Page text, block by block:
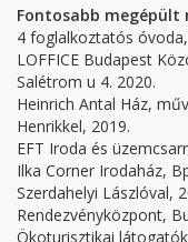
Fontosabb megépült
4 foglalkoztatós
LOFFICE Budapest
Salétrom u 4. 2020.
Heinrich Antal Ház,
Henrikkel, 2019.
EFT Iroda és
Ilka Corner Irodaház,
Szerdahelyi Lászlóval,
Rendezvényközpont,
Ökoturisztikai